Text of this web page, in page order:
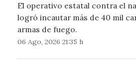
El operativo estatal contra el
logró incautar más de 40 mil
armas de fuego.
06 Ago, 2026 21:35 h